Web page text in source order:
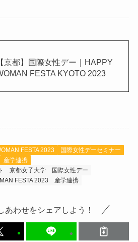
【京都】国際女性デー｜HAPPY
FESTA KYOTO 2023
FESTA 2023
国際女性デーセミナー
産学連携
京都女子大学
国際女性デー
FESTA 2023
産学連携
あわせをシェアしよう！